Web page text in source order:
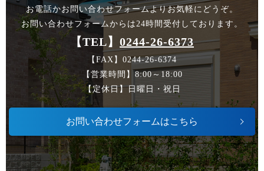
お電話かお問い合わせフォームよりお気軽にどうぞ。
お問い合わせフォームからは24時間受付しております。
【TEL】 0244-26-6373
【FAX】0244-26-6374
【営業時間】8:00～18:00
【定休日】日曜日・祝日
お問い合わせフォームはこちら